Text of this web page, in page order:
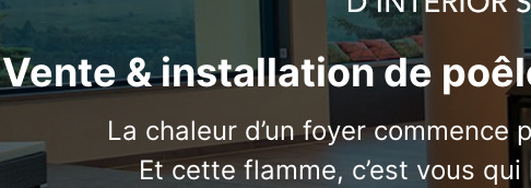
Vente & installation de
La chaleur d’un foyer commence
Et cette flamme, c’est vous